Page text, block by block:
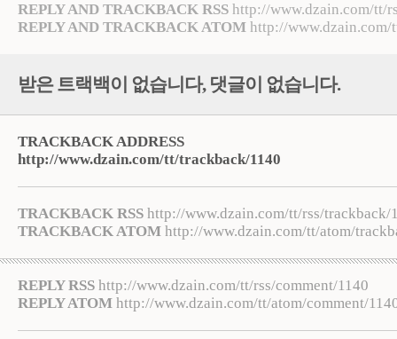
REPLY AND TRACKBACK RSS http://www.dzain.com/tt/
REPLY AND TRACKBACK ATOM http://www.dzain.com/
받은 트랙백이 없습니다, 댓글이 없습니다.
TRACKBACK ADDRESS
http://www.dzain.com/tt/trackback/1140
TRACKBACK RSS http://www.dzain.com/tt/rss/trackback/
TRACKBACK ATOM http://www.dzain.com/tt/atom/
REPLY RSS http://www.dzain.com/tt/rss/comment/1140
REPLY ATOM http://www.dzain.com/tt/atom/comment/